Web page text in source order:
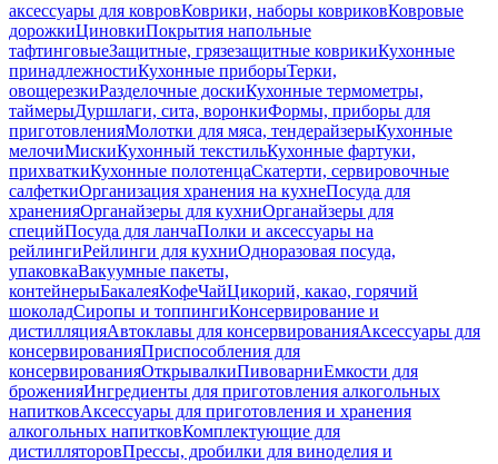
аксессуары для ковровКоврики, наборы ковриковКовровые
дорожкиЦиновкиПокрытия напольные
тафтинговыеЗащитные, грязезащитные коврикиКухонные
принадлежностиКухонные приборыТерки,
овощерезкиРазделочные доскиКухонные термометры,
таймерыДуршлаги, сита, воронкиФормы, приборы для
приготовленияМолотки для мяса, тендерайзерыКухонные
мелочиМискиКухонный текстильКухонные фартуки,
прихваткиКухонные полотенцаСкатерти, сервировочные
салфеткиОрганизация хранения на кухнеПосуда для
храненияОрганайзеры для кухниОрганайзеры для
специйПосуда для ланчаПолки и аксессуары на
рейлингиРейлинги для кухниОдноразовая посуда,
упаковкаВакуумные пакеты,
контейнерыБакалеяКофеЧайЦикорий, какао, горячий
шоколадСиропы и топпингиКонсервирование и
дистилляцияАвтоклавы для консервированияАксессуары для
консервированияПриспособления для
консервированияОткрывалкиПивоварниЕмкости для
броженияИнгредиенты для приготовления алкогольных
напитковАксессуары для приготовления и хранения
алкогольных напитковКомплектующие для
дистилляторовПрессы, дробилки для виноделия и